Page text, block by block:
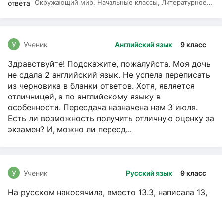
Окружающий мир, Начальные классы, Литературное
Английский язык 9 класс
У Ученик
Здравствуйте! Подскажите, пожалуйста. Моя дочь
не сдала 2 английский язык. Не успела переписать
из черновика в бланки ответов. Хотя, является
отличницей, а по английскому языку в
особенности. Пересдача назначена нам 3 июля.
Есть ли возможность получить отличную оценку за
экзамен? И, можно ли пересд...
Русский язык 9 класс
У Ученик
На русском накосячила, вместо 13.3, написала 13,